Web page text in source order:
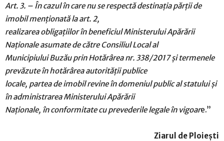
Art. 3. – În cazul în care nu se respectă destinaţia părţii de
imobil menționată la art. 2,
realizarea obligaţiilor în beneficiul Ministerului Apărării
Naționale asumate de către Consiliul Local al
Municipiului Buzău prin Hotărârea nr. 338/2017 și termenele
prevăzute în hotărârea autorității publice
locale, partea de imobil revine în domeniul public al statului și
în administrarea Ministerului Apărării
Naționale, în conformitate cu prevederile legale în vigoare.”
Ziarul de Ploiești